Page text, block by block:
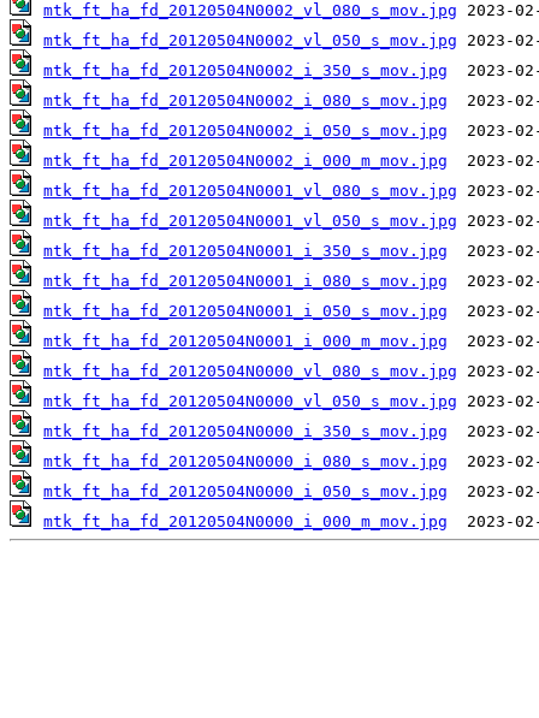
mtk_ft_ha_fd_20120504N0002_vl_080_s_mov.jpg
mtk_ft_ha_fd_20120504N0002_vl_050_s_mov.jpg
mtk_ft_ha_fd_20120504N0002_i_350_s_mov.jpg
mtk_ft_ha_fd_20120504N0002_i_080_s_mov.jpg
mtk_ft_ha_fd_20120504N0002_i_050_s_mov.jpg
mtk_ft_ha_fd_20120504N0002_i_000_m_mov.jpg
mtk_ft_ha_fd_20120504N0001_vl_080_s_mov.jpg
mtk_ft_ha_fd_20120504N0001_vl_050_s_mov.jpg
mtk_ft_ha_fd_20120504N0001_i_350_s_mov.jpg
mtk_ft_ha_fd_20120504N0001_i_080_s_mov.jpg
mtk_ft_ha_fd_20120504N0001_i_050_s_mov.jpg
mtk_ft_ha_fd_20120504N0001_i_000_m_mov.jpg
mtk_ft_ha_fd_20120504N0000_vl_080_s_mov.jpg
mtk_ft_ha_fd_20120504N0000_vl_050_s_mov.jpg
mtk_ft_ha_fd_20120504N0000_i_350_s_mov.jpg
mtk_ft_ha_fd_20120504N0000_i_080_s_mov.jpg
mtk_ft_ha_fd_20120504N0000_i_050_s_mov.jpg
mtk_ft_ha_fd_20120504N0000_i_000_m_mov.jpg